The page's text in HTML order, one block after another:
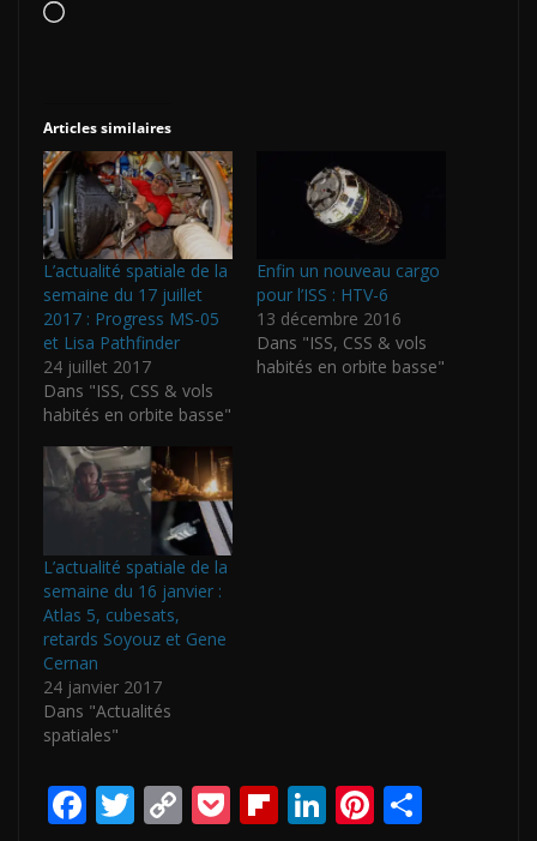
Chargement…
Articles similaires
L’actualité spatiale de la
semaine du 17 juillet
2017 : Progress MS-05
et Lisa Pathfinder
24 juillet 2017
Dans "ISS, CSS & vols
habités en orbite basse"
Enfin un nouveau cargo
pour l’ISS : HTV-6
13 décembre 2016
Dans "ISS, CSS & vols
habités en orbite basse"
L’actualité spatiale de la
semaine du 16 janvier :
Atlas 5, cubesats,
retards Soyouz et Gene
Cernan
24 janvier 2017
Dans "Actualités
spatiales"
F T C P Fli Li Pi